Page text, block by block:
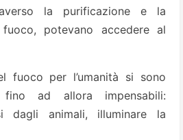
la purificazione e la
potevano accedere al
fuoco per l’umanità si sono
ad allora impensabili:
dagli animali, illuminare la